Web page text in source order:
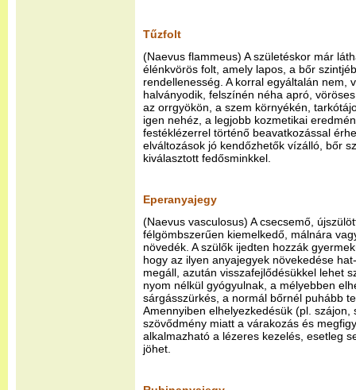
Tűzfolt
(Naevus flammeus) A születéskor már
élénkvörös folt, amely lapos, a bőr
rendellenesség. A korral egyáltalán nem,
halványodik, felszínén néha apró,
az orrgyökön, a szem környékén,
igen nehéz, a legjobb kozmetikai
festéklézerrel történő beavatkozással
elváltozások jó kendőzhetők vízálló, bőr
kiválasztott fedősminkkel.
Eperanyajegy
(Naevus vasculosus) A csecsemő,
félgömbszerűen kiemelkedő, málnára
növedék. A szülők ijedten hozzák
hogy az ilyen anyajegyek növekedése
megáll, azután visszafejlődésükkel lehet
nyom nélkül gyógyulnak, a mélyebben
sárgásszürkés, a normál bőrnél puhább
Amennyiben elhelyezkedésük (pl. szájon,
szövődmény miatt a várakozás és
alkalmazható a lézeres kezelés, esetleg
jöhet.